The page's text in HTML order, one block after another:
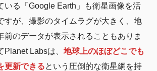
いる「Google Earth」も衛星画像を活
すが、撮影のタイムラグが大きく、地
前のデータが表示されることもありま
Labsは、 地球上のほぼどこでも
更新できるという圧倒的な衛星網を持